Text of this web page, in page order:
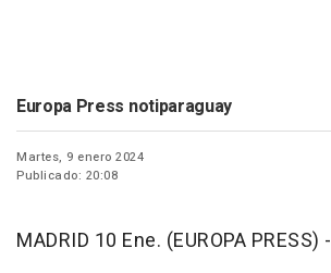
Europa Press notiparaguay
Martes, 9 enero 2024
Publicado: 20:08
MADRID 10 Ene. (EUROPA PRESS) -